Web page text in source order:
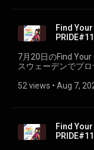
Find
7月20日のFind Your
スウェーデンでプ
ンダー平等を現場
52 views • Aug 7,
Find